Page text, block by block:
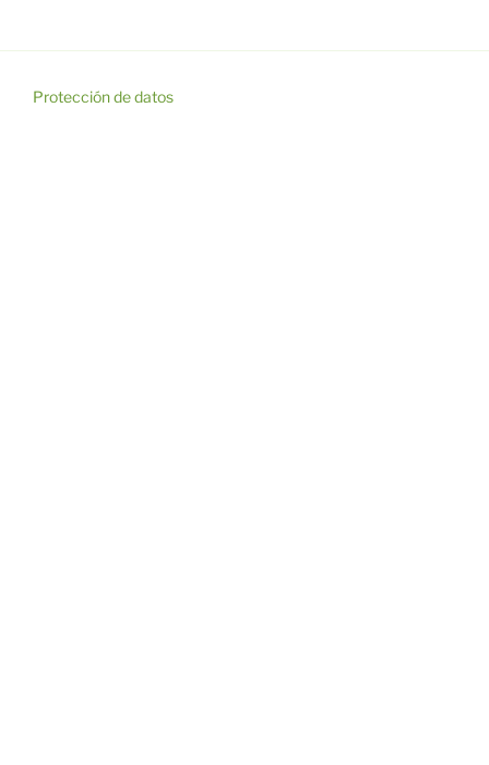
Protección de datos